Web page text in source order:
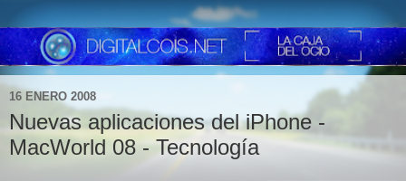
16 ENERO 2008
Nuevas aplicaciones del iPhone -
MacWorld 08 - Tecnología